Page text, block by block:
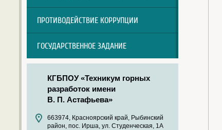
ПРОТИВОДЕЙСТВИЕ КОРРУПЦИИ
ГОСУДАРСТВЕННОЕ ЗАДАНИЕ
КГБПОУ «Техникум горных
разработок имени
В. П. Астафьева»
663974, Красноярский край, Рыбинский
район, пос. Ирша, ул. Студенческая, 1А